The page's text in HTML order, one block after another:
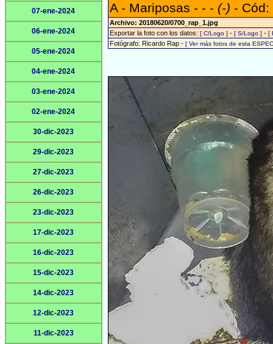
07-ene-2024
06-ene-2024
05-ene-2024
04-ene-2024
03-ene-2024
02-ene-2024
30-dic-2023
29-dic-2023
27-dic-2023
26-dic-2023
23-dic-2023
17-dic-2023
16-dic-2023
15-dic-2023
14-dic-2023
12-dic-2023
11-dic-2023
A - Mariposas - - - (-) - Cód:
Archivo: 20180620/0700_rap_1.jpg
Exportar la foto con los datos: [ C/Logo ] - [ S/Logo ] - [
Fotógrafo: Ricardo Rap - [ Ver más fotos de esta